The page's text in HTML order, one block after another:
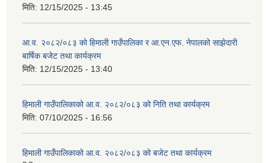
मिति: 12/15/2025 - 13:45
आ.व. २०८२/०८३ को हिमाली गाउँपालिका र आ.एन.एफ. नेपालको साझेदारी
बार्षिक बजेट तथा कार्यक्रम
मिति: 12/15/2025 - 13:40
हिमाली गाउँपालिकाको आ.व. २०८२/०८३ को निति तथा कार्यक्रम
मिति: 07/10/2025 - 16:56
हिमाली गाउँपालिकाको आ.व. २०८२/०८३ को बजेट तथा कार्यक्रम